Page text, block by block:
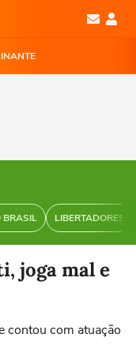
BRASIL LIBERTADORES
joga mal e
contou com atuação